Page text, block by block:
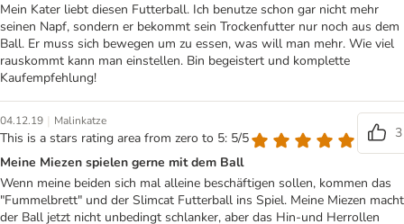
Mein Kater liebt diesen Futterball. Ich benutze schon gar nicht mehr
seinen Napf, sondern er bekommt sein Trockenfutter nur noch aus dem
Ball. Er muss sich bewegen um zu essen, was will man mehr. Wie viel
rauskommt kann man einstellen. Bin begeistert und komplette
Kaufempfehlung!
04.12.19 | Malinkatze
This is a stars rating area from zero to 5: 5/5
3
Meine Miezen spielen gerne mit dem Ball
Wenn meine beiden sich mal alleine beschäftigen sollen, kommen das
"Fummelbrett" und der Slimcat Futterball ins Spiel. Meine Miezen macht
der Ball jetzt nicht unbedingt schlanker, aber das Hin-und Herrollen